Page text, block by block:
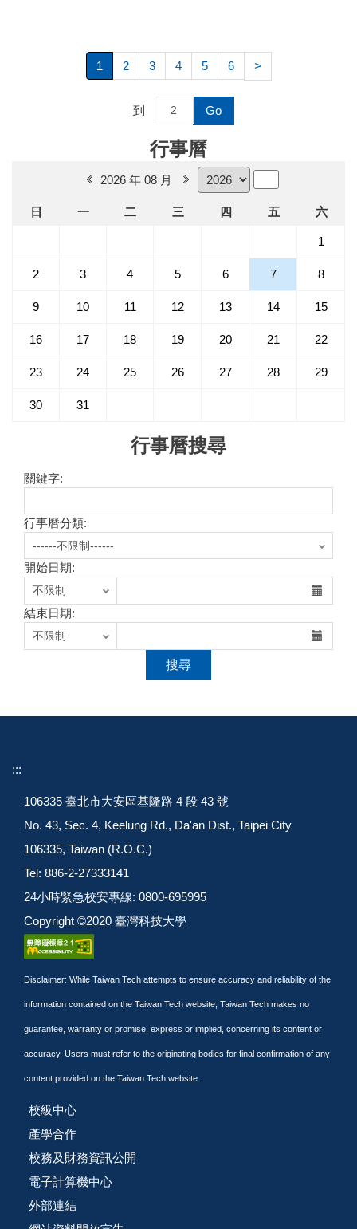
1 2 3 4 5 6 >
到 Go
行事曆
2026 年 08 月
日 一 二 三 四 五 六
1
2 3 4 5 6 7 8
9 10 11 12 13 14 15
16 17 18 19 20 21 22
23 24 25 26 27 28 29
30 31
行事曆搜尋
關鍵字:
行事曆分類:
開始日期:
結束日期:
:::
106335 臺北市大安區基隆路 4 段 43 號
No. 43, Sec. 4, Keelung Rd., Da'an Dist., Taipei City
106335, Taiwan (R.O.C.)
Tel: 886-2-27333141
24小時緊急校安專線: 0800-695995
Copyright ©2020 臺灣科技大學
Disclaimer: While Taiwan Tech attempts to ensure accuracy and reliability of the
information contained on the Taiwan Tech website, Taiwan Tech makes no
guarantee, warranty or promise, express or implied, concerning its content or
accuracy. Users must refer to the originating bodies for final confirmation of any
content provided on the Taiwan Tech website.
校級中心
產學合作
校務及財務資訊公開
電子計算機中心
外部連結